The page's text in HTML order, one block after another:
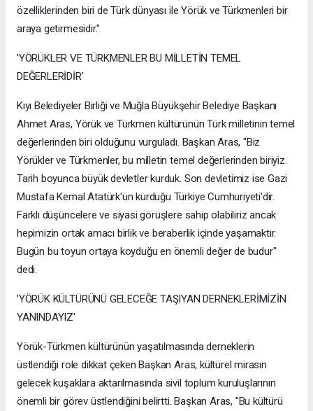
özelliklerinden biri de Türk dünyası ile Yörük ve Türkmenleri bir
araya getirmesidir."
'YÖRÜKLER VE TÜRKMENLER BU MİLLETİN TEMEL
DEĞERLERİDİR'
Kıyı Belediyeler Birliği ve Muğla Büyükşehir Belediye Başkanı
Ahmet Aras, Yörük ve Türkmen kültürünün Türk milletinin temel
değerlerinden biri olduğunu vurguladı. Başkan Aras, "Biz
Yörükler ve Türkmenler, bu milletin temel değerlerinden biriyiz.
Tarih boyunca büyük devletler kurduk. Son devletimiz ise Gazi
Mustafa Kemal Atatürk'ün kurduğu Türkiye Cumhuriyeti'dir.
Farklı düşüncelere ve siyasi görüşlere sahip olabiliriz ancak
hepimizin ortak amacı birlik ve beraberlik içinde yaşamaktır.
Bugün bu toyun ortaya koyduğu en önemli değer de budur"
dedi.
'YÖRÜK KÜLTÜRÜNÜ GELECEĞE TAŞIYAN DERNEKLERİMİZİN
YANINDAYIZ'
Yörük-Türkmen kültürünün yaşatılmasında derneklerin
üstlendiği role dikkat çeken Başkan Aras, kültürel mirasın
gelecek kuşaklara aktarılmasında sivil toplum kuruluşlarının
önemli bir görev üstlendiğini belirtti. Başkan Aras, "Bu kültürü